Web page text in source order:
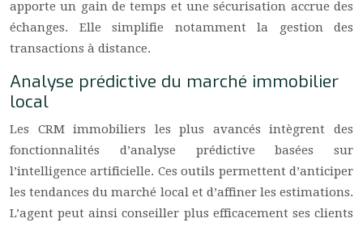
apporte un gain de temps et une sécurisation accrue des
échanges. Elle simplifie notamment la gestion des
transactions à distance.
Analyse prédictive du marché immobilier
local
Les CRM immobiliers les plus avancés intègrent des
fonctionnalités d’analyse prédictive basées sur
l’intelligence artificielle. Ces outils permettent d’anticiper
les tendances du marché local et d’affiner les estimations.
L’agent peut ainsi conseiller plus efficacement ses clients